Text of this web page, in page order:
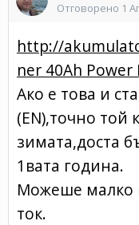
Отговорено 1
http://
ner 40Ah Power
Ако е това и
(EN),точно той
зимата,доста
1вата година.
Можеше малко
ток.